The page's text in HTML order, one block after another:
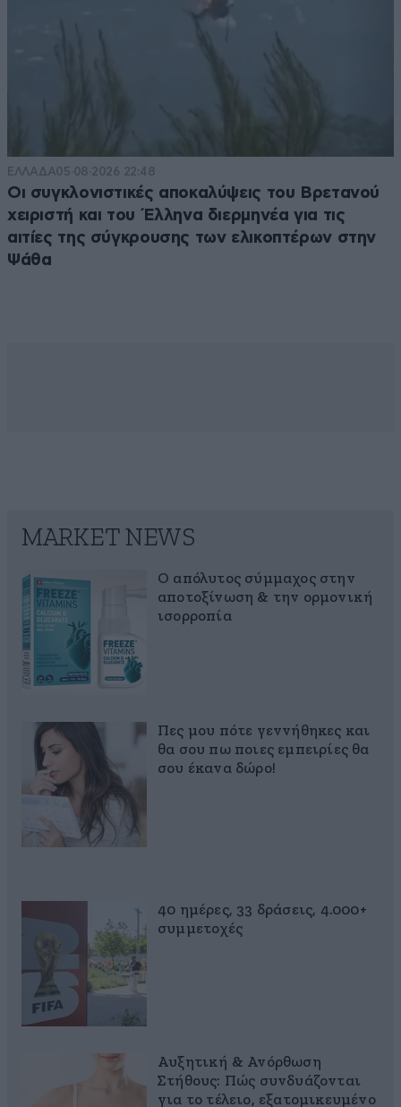
ΕΛΛΑΔΑ05·08·2026 22:48
Οι συγκλονιστικές αποκαλύψεις του Βρετανού
χειριστή και του Έλληνα διερμηνέα για τις
αιτίες της σύγκρουσης των ελικοπτέρων στην
Ψάθα
MARKET NEWS
Ο απόλυτος σύμμαχος στην
αποτοξίνωση & την ορμονική
ισορροπία
Πες μου πότε γεννήθηκες και
θα σου πω ποιες εμπειρίες θα
σου έκανα δώρο!
40 ημέρες, 33 δράσεις, 4.000+
συμμετοχές
Αυξητική & Ανόρθωση
Στήθους: Πώς συνδυάζονται
για το τέλειο, εξατομικευμένο